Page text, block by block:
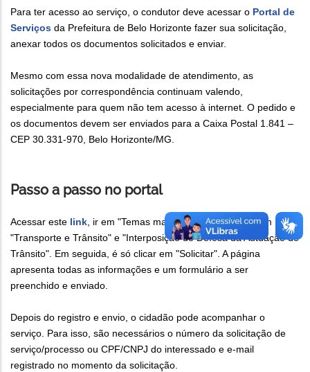
Para ter acesso ao serviço, o condutor deve acessar o Portal de
Serviços da Prefeitura de Belo Horizonte fazer sua solicitação,
anexar todos os documentos solicitados e enviar.
Mesmo com essa nova modalidade de atendimento, as
solicitações por correspondência continuam valendo,
especialmente para quem não tem acesso à internet. O pedido e
os documentos devem ser enviados para a Caixa Postal 1.841 –
CEP 30.331-970, Belo Horizonte/MG.
Passo a passo no portal
Acessar este link, ir em "Temas mais acessados", clicar em
"Transporte e Trânsito" e "Interposição de Defesa da Autuação de
Trânsito". Em seguida, é só clicar em "Solicitar". A página
apresenta todas as informações e um formulário a ser
preenchido e enviado.
Depois do registro e envio, o cidadão pode acompanhar o
serviço. Para isso, são necessários o número da solicitação de
serviço/processo ou CPF/CNPJ do interessado e e-mail
registrado no momento da solicitação.